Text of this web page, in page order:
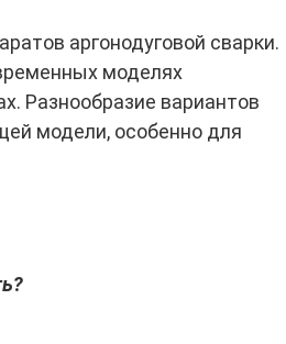
аргонодуговой сварки.
моделях
Разнообразие вариантов
модели, особенно для